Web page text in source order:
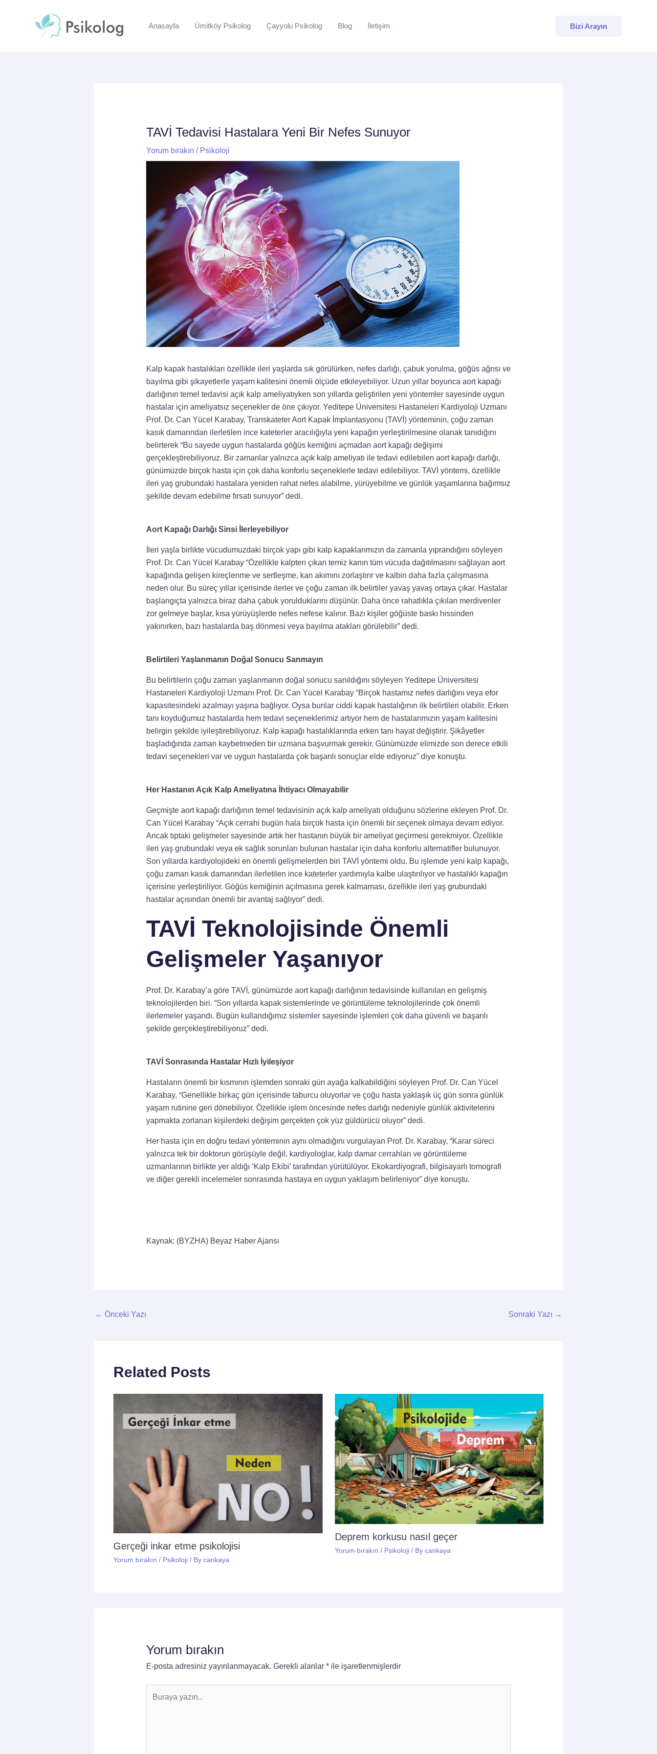
Anasayfa
Ümitköy Psikolog Çayyolu Psikolog Blog İletişim Bizi Arayın
TAVİ Tedavisi Hastalara Yeni Bir Nefes Sunuyor
Yorum bırakın / Psikoloji
Kalp kapak hastalıkları özellikle ileri yaşlarda sık görülürken, nefes darlığı, çabuk yorulma, göğüs ağrısı ve
bayılma gibi şikayetlerle yaşam kalitesini önemli ölçüde etkileyebiliyor. Uzun yıllar boyunca aort kapağı
darlığının temel tedavisi açık kalp ameliyatıyken son yıllarda geliştirilen yeni yöntemler sayesinde uygun
hastalar için ameliyatsız seçenekler de öne çıkıyor. Yeditepe Üniversitesi Hastaneleri Kardiyoloji Uzmanı
Prof. Dr. Can Yücel Karabay, Transkateter Aort Kapak İmplantasyonu (TAVİ) yönteminin, çoğu zaman
kasık damarından ilerletilen ince kateterler aracılığıyla yeni kapağın yerleştirilmesine olanak tanıdığını
belirterek “Bu sayede uygun hastalarda göğüs kemiğini açmadan aort kapağı değişimi
gerçekleştirebiliyoruz. Bir zamanlar yalnızca açık kalp ameliyatı ile tedavi edilebilen aort kapağı darlığı,
günümüzde birçok hasta için çok daha konforlu seçeneklerle tedavi edilebiliyor. TAVİ yöntemi, özellikle
ileri yaş grubundaki hastalara yeniden rahat nefes alabilme, yürüyebilme ve günlük yaşamlarına bağımsız
şekilde devam edebilme fırsatı sunuyor” dedi.
Aort Kapağı Darlığı Sinsi İlerleyebiliyor
İleri yaşla birlikte vücudumuzdaki birçok yapı gibi kalp kapaklarımızın da zamanla yıprandığını söyleyen
Prof. Dr. Can Yücel Karabay “Özellikle kalpten çıkan temiz kanın tüm vücuda dağıtılmasını sağlayan aort
kapağında gelişen kireçlenme ve sertleşme, kan akımını zorlaştırır ve kalbin daha fazla çalışmasına
neden olur. Bu süreç yıllar içerisinde ilerler ve çoğu zaman ilk belirtiler yavaş yavaş ortaya çıkar. Hastalar
başlangıçta yalnızca biraz daha çabuk yorulduklarını düşünür. Daha önce rahatlıkla çıkılan merdivenler
zor gelmeye başlar, kısa yürüyüşlerde nefes nefese kalınır. Bazı kişiler göğüste baskı hissinden
yakınırken, bazı hastalarda baş dönmesi veya bayılma atakları görülebilir” dedi.
Belirtileri Yaşlanmanın Doğal Sonucu Sanmayın
Bu belirtilerin çoğu zaman yaşlanmanın doğal sonucu sanıldığını söyleyen Yeditepe Üniversitesi
Hastaneleri Kardiyoloji Uzmanı Prof. Dr. Can Yücel Karabay “Birçok hastamız nefes darlığını veya efor
kapasitesindeki azalmayı yaşına bağlıyor. Oysa bunlar ciddi kapak hastalığının ilk belirtileri olabilir. Erken
tanı koyduğumuz hastalarda hem tedavi seçeneklerimiz artıyor hem de hastalarımızın yaşam kalitesini
belirgin şekilde iyileştirebiliyoruz. Kalp kapağı hastalıklarında erken tanı hayat değiştirir. Şikâyetler
başladığında zaman kaybetmeden bir uzmana başvurmak gerekir. Günümüzde elimizde son derece etkili
tedavi seçenekleri var ve uygun hastalarda çok başarılı sonuçlar elde ediyoruz” diye konuştu.
Her Hastanın Açık Kalp Ameliyatına İhtiyacı Olmayabilir
Geçmişte aort kapağı darlığının temel tedavisinin açık kalp ameliyatı olduğunu sözlerine ekleyen Prof. Dr.
Can Yücel Karabay “Açık cerrahi bugün hala birçok hasta için önemli bir seçenek olmaya devam ediyor.
Ancak tıptaki gelişmeler sayesinde artık her hastanın büyük bir ameliyat geçirmesi gerekmiyor. Özellikle
ileri yaş grubundaki veya ek sağlık sorunları bulunan hastalar için daha konforlu alternatifler bulunuyor.
Son yıllarda kardiyolojideki en önemli gelişmelerden biri TAVİ yöntemi oldu. Bu işlemde yeni kalp kapağı,
çoğu zaman kasık damarından ilerletilen ince kateterler yardımıyla kalbe ulaştırılıyor ve hastalıklı kapağın
içerisine yerleştiriliyor. Göğüs kemiğinin açılmasına gerek kalmaması, özellikle ileri yaş grubundaki
hastalar açısından önemli bir avantaj sağlıyor” dedi.
TAVİ Teknolojisinde Önemli
Gelişmeler Yaşanıyor
Prof. Dr. Karabay’a göre TAVİ, günümüzde aort kapağı darlığının tedavisinde kullanılan en gelişmiş
teknolojilerden biri. “Son yıllarda kapak sistemlerinde ve görüntüleme teknolojilerinde çok önemli
ilerlemeler yaşandı. Bugün kullandığımız sistemler sayesinde işlemleri çok daha güvenli ve başarılı
şekilde gerçekleştirebiliyoruz” dedi.
TAVİ Sonrasında Hastalar Hızlı İyileşiyor
Hastaların önemli bir kısmının işlemden sonraki gün ayağa kalkabildiğini söyleyen Prof. Dr. Can Yücel
Karabay, “Genellikle birkaç gün içerisinde taburcu oluyorlar ve çoğu hasta yaklaşık üç gün sonra günlük
yaşam rutinine geri dönebiliyor. Özellikle işlem öncesinde nefes darlığı nedeniyle günlük aktivitelerini
yapmakta zorlanan kişilerdeki değişim gerçekten çok yüz güldürücü oluyor” dedi.
Her hasta için en doğru tedavi yönteminin aynı olmadığını vurgulayan Prof. Dr. Karabay, “Karar süreci
yalnızca tek bir doktorun görüşüyle değil, kardiyologlar, kalp damar cerrahları ve görüntüleme
uzmanlarının birlikte yer aldığı ‘Kalp Ekibi’ tarafından yürütülüyor. Ekokardiyografi, bilgisayarlı tomografi
ve diğer gerekli incelemeler sonrasında hastaya en uygun yaklaşım belirleniyor” diye konuştu.
Kaynak: (BYZHA) Beyaz Haber Ajansı
dolaşımı
← Önceki Yazı Sonraki Yazı →
Related Posts
Gerçeği inkar etme psikolojisi
Yorum bırakın / Psikoloji / By cankaya
Deprem korkusu nasıl geçer
Yorum bırakın / Psikoloji/ By cankaya
Yorum bırakın
E-posta adresiniz yayınlanmayacak. Gerekli alanlar *ile işaretlenmişlerdir